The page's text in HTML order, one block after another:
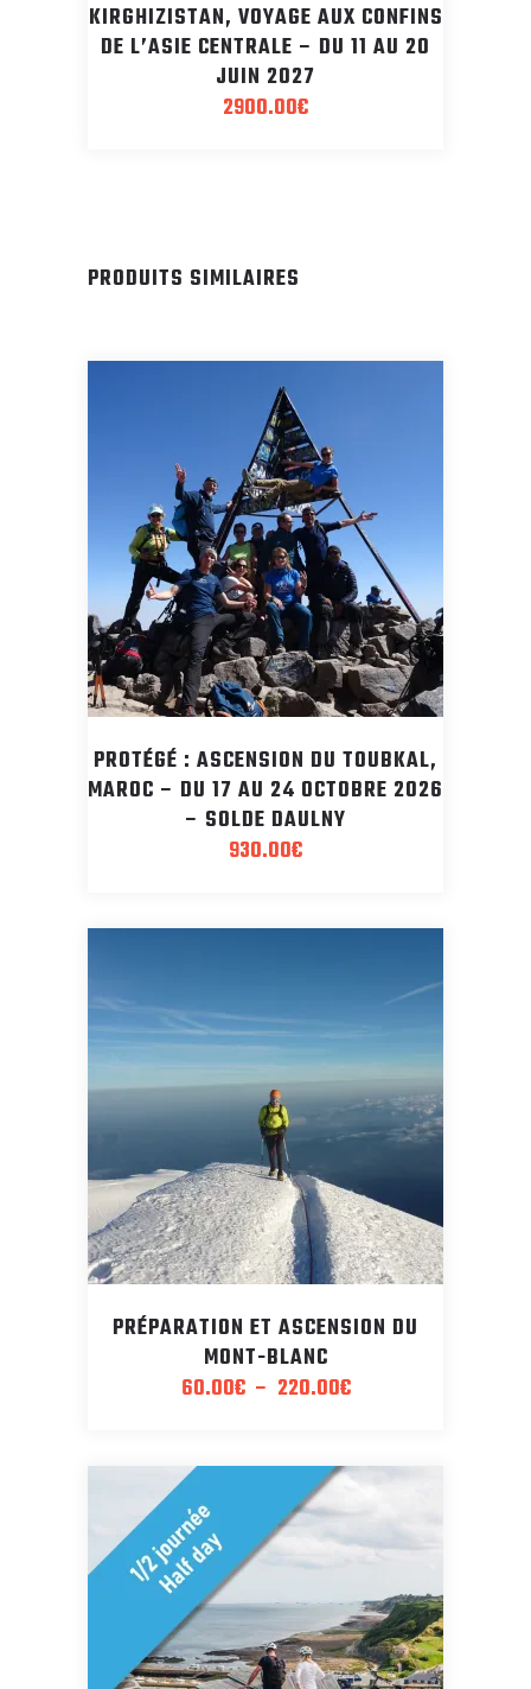
KIRGHIZISTAN, VOYAGE AUX CONFINS
DE L’ASIE CENTRALE – DU 11 AU 20
JUIN 2027
2900.00€
PRODUITS SIMILAIRES
PROTÉGÉ : ASCENSION DU TOUBKAL,
MAROC – DU 17 AU 24 OCTOBRE 2026
– SOLDE DAULNY
930.00€
PRÉPARATION ET ASCENSION DU
MONT-BLANC
60.00€ – 220.00€Plage
60.00€
à
220.00€